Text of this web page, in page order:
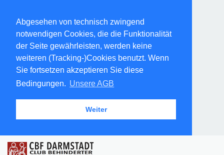
Abgesehen von technisch zwingend
notwendigen Cookies, die die Funktionalität
der Seite gewährleisten, werden keine
weiteren (Tracking-)Cookies benutzt. Wenn
Sie fortsetzen akzeptieren Sie diese
Bedingungen. Unsere AGB
Weiter